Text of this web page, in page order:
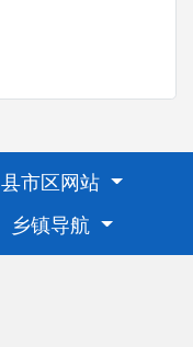
县市区网站
乡镇导航